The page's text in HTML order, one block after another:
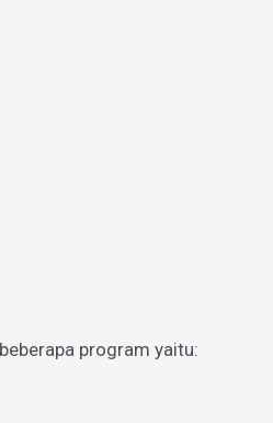
program yaitu: